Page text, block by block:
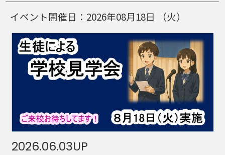
イベント開催日： 2026年08月18日 （火）
2026.06.03UP